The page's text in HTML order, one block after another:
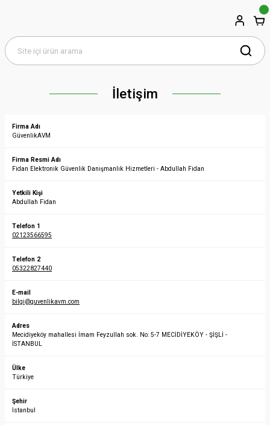
İletişim
Firma Adı
GüvenlikAVM
Firma Resmi Adı
Fidan Elektronik Güvenlik Danışmanlık Hizmetleri - Abdullah Fidan
Yetkili Kişi
Abdullah Fidan
Telefon 1
02123566595
Telefon 2
05322827440
E-mail
bilgi@guvenlikavm.com
Adres
Mecidiyeköy mahallesi İmam Feyzullah sok. No: 5-7 MECİDİYEKÖY - ŞİŞLİ -
İSTANBUL
Ülke
Türkiye
Şehir
İstanbul